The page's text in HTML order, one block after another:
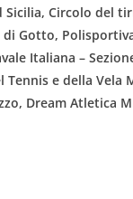
Sicilia, Circolo del
di Gotto,
Italiana –
Tennis e della Vela
Dream Atletica